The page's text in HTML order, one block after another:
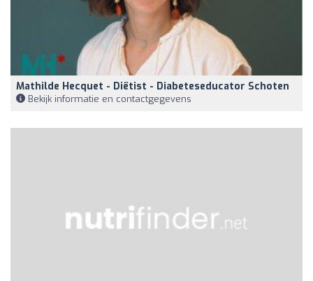
Mathilde Hecquet - Diëtist - Diabeteseducator Schoten
Bekijk informatie en contactgegevens